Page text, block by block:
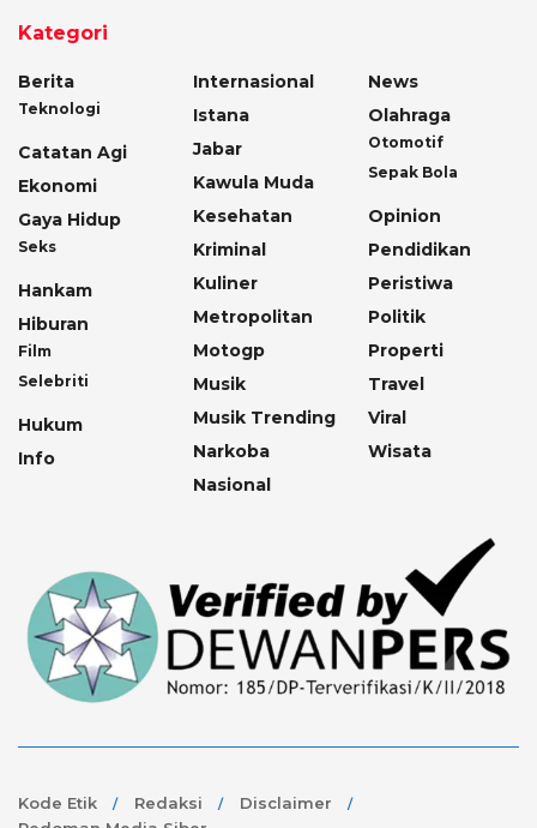
Kategori
Berita
Teknologi
Catatan Agi
Ekonomi
Gaya Hidup
Seks
Hankam
Hiburan
Film
Selebriti
Hukum
Info
Internasional
Istana
Jabar
Kawula Muda
Kesehatan
Kriminal
Kuliner
Metropolitan
Motogp
Musik
Musik Trending
Narkoba
Nasional
News
Olahraga
Otomotif
Sepak Bola
Opinion
Pendidikan
Peristiwa
Politik
Properti
Travel
Viral
Wisata
Kode Etik Redaksi
Disclaimer